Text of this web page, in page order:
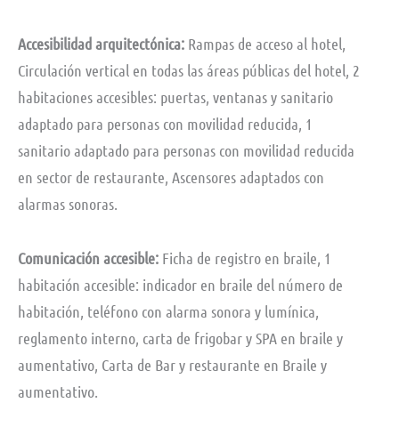
Accesibilidad arquitectónica: Rampas de acceso al hotel,
Circulación vertical en todas las áreas públicas del hotel, 2
habitaciones accesibles: puertas, ventanas y sanitario
adaptado para personas con movilidad reducida, 1
sanitario adaptado para personas con movilidad reducida
en sector de restaurante, Ascensores adaptados con
alarmas sonoras.
Comunicación accesible: Ficha de registro en braile, 1
habitación accesible: indicador en braile del número de
habitación, teléfono con alarma sonora y lumínica,
reglamento interno, carta de frigobar y SPA en braile y
aumentativo, Carta de Bar y restaurante en Braile y
aumentativo.